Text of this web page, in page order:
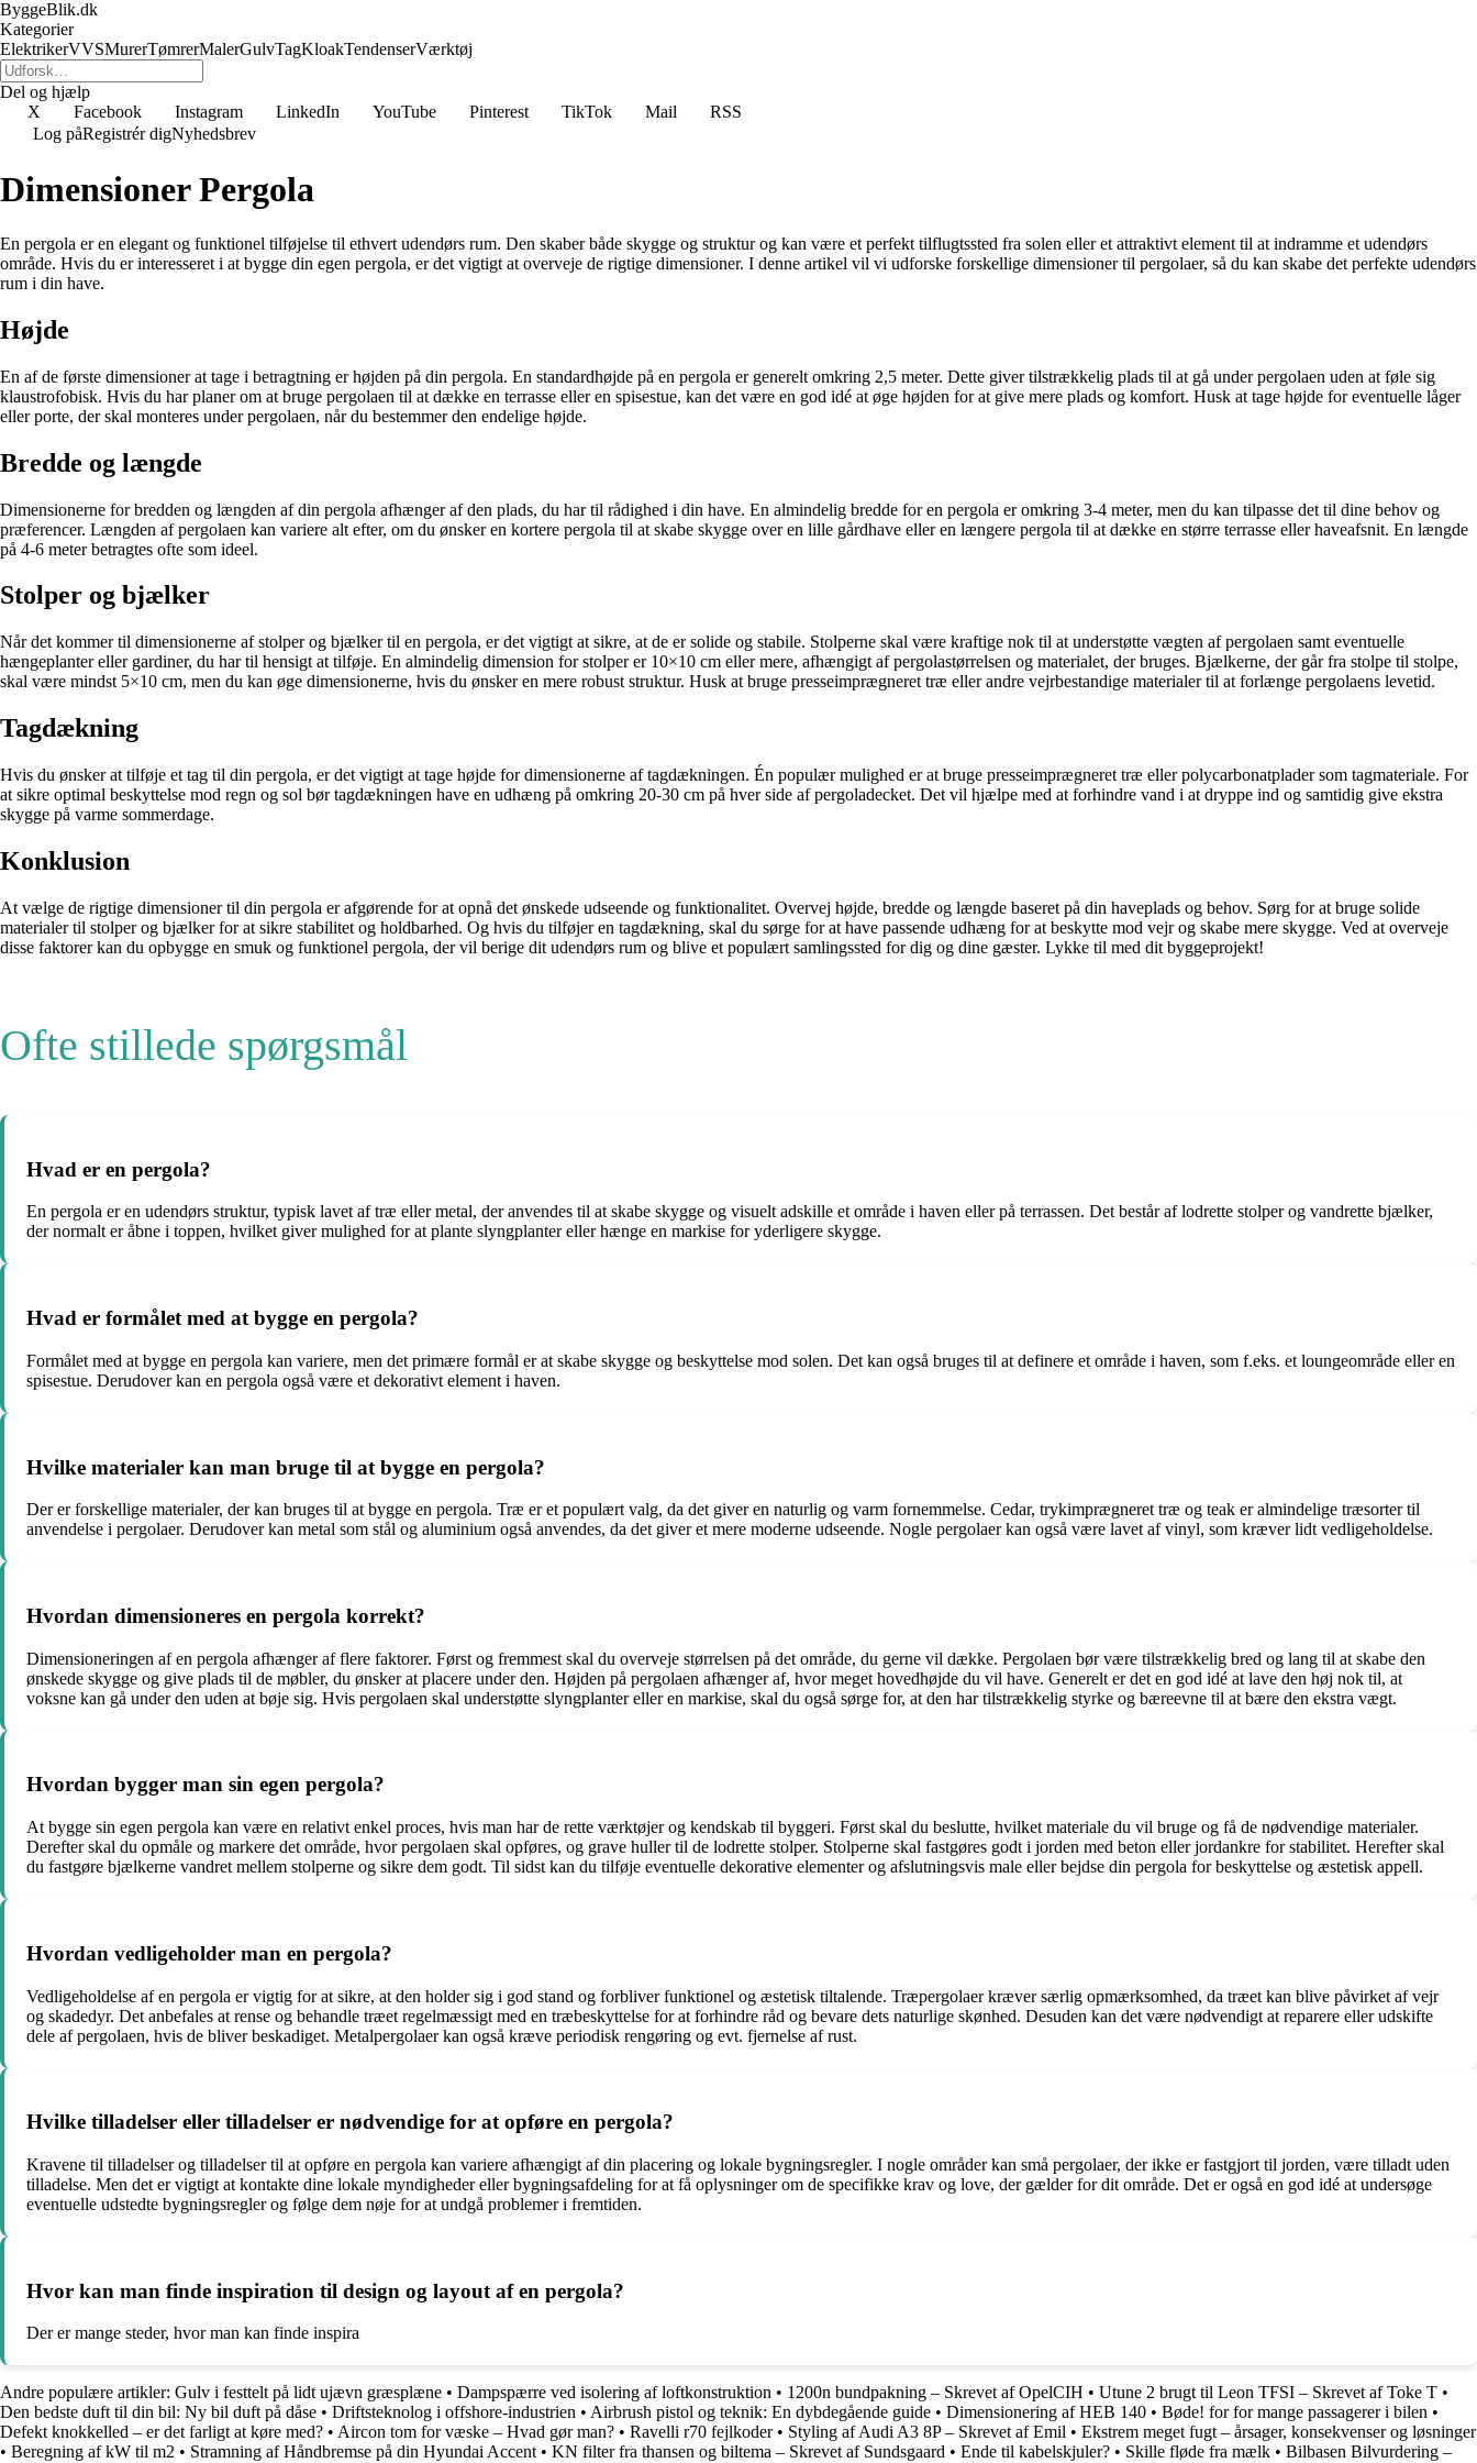
ByggeBlik.dk
Kategorier
ElektrikerVVSMurerTømrerMalerGulvTagKloakTendenserVærktøj
Del og hjælp
X
Facebook Instagram LinkedIn YouTube Pinterest TikTok Mail
RSS
Log påRegistrér digNyhedsbrev
Dimensioner Pergola
En pergola er en elegant og funktionel tilføjelse til ethvert udendørs rum. Den skaber både skygge og struktur og kan være et perfekt tilflugtssted fra solen eller et attraktivt element til at indramme et udendørs
område. Hvis du er interesseret i at bygge din egen pergola, er det vigtigt at overveje de rigtige dimensioner. I denne artikel vil vi udforske forskellige dimensioner til pergolaer, så du kan skabe det perfekte udendørs
rum i din have.
Højde
En af de første dimensioner at tage i betragtning er højden på din pergola. En standardhøjde på en pergola er generelt omkring 2,5 meter. Dette giver tilstrækkelig plads til at gå under pergolaen uden at føle sig
klaustrofobisk. Hvis du har planer om at bruge pergolaen til at dække en terrasse eller en spisestue, kan det være en god idé at øge højden for at give mere plads og komfort. Husk at tage højde for eventuelle låger
eller porte, der skal monteres under pergolaen, når du bestemmer den endelige højde.
Bredde og længde
Dimensionerne for bredden og længden af ​​din pergola afhænger af den plads, du har til rådighed i din have. En almindelig bredde for en pergola er omkring 3-4 meter, men du kan tilpasse det til dine behov og
præferencer. Længden af ​​pergolaen kan variere alt efter, om du ønsker en kortere pergola til at skabe skygge over en lille gårdhave eller en længere pergola til at dække en større terrasse eller haveafsnit. En længde
på 4-6 meter betragtes ofte som ideel.
Stolper og bjælker
Når det kommer til dimensionerne af stolper og bjælker til en pergola, er det vigtigt at sikre, at de er solide og stabile. Stolperne skal være kraftige nok til at understøtte vægten af ​​pergolaen samt eventuelle
hængeplanter eller gardiner, du har til hensigt at tilføje. En almindelig dimension for stolper er 10×10 cm eller mere, afhængigt af pergolastørrelsen og materialet, der bruges. Bjælkerne, der går fra stolpe til stolpe,
skal være mindst 5×10 cm, men du kan øge dimensionerne, hvis du ønsker en mere robust struktur. Husk at bruge presseimprægneret træ eller andre vejrbestandige materialer til at forlænge pergolaens levetid.
Tagdækning
Hvis du ønsker at tilføje et tag til din pergola, er det vigtigt at tage højde for dimensionerne af tagdækningen. Én populær mulighed er at bruge presseimprægneret træ eller polycarbonatplader som tagmateriale. For
at sikre optimal beskyttelse mod regn og sol bør tagdækningen have en udhæng på omkring 20-30 cm på hver side af pergoladecket. Det vil hjælpe med at forhindre vand i at dryppe ind og samtidig give ekstra
skygge på varme sommerdage.
Konklusion
At vælge de rigtige dimensioner til din pergola er afgørende for at opnå det ønskede udseende og funktionalitet. Overvej højde, bredde og længde baseret på din haveplads og behov. Sørg for at bruge solide
materialer til stolper og bjælker for at sikre stabilitet og holdbarhed. Og hvis du tilføjer en tagdækning, skal du sørge for at have passende udhæng for at beskytte mod vejr og skabe mere skygge. Ved at overveje
disse faktorer kan du opbygge en smuk og funktionel pergola, der vil berige dit udendørs rum og blive et populært samlingssted for dig og dine gæster. Lykke til med dit byggeprojekt!
Ofte stillede spørgsmål
Hvad er en pergola?
En pergola er en udendørs struktur, typisk lavet af træ eller metal, der anvendes til at skabe skygge og visuelt adskille et område i haven eller på terrassen. Det består af lodrette stolper og vandrette bjælker,
der normalt er åbne i toppen, hvilket giver mulighed for at plante slyngplanter eller hænge en markise for yderligere skygge.
Hvad er formålet med at bygge en pergola?
Formålet med at bygge en pergola kan variere, men det primære formål er at skabe skygge og beskyttelse mod solen. Det kan også bruges til at definere et område i haven, som f.eks. et loungeområde eller en
spisestue. Derudover kan en pergola også være et dekorativt element i haven.
Hvilke materialer kan man bruge til at bygge en pergola?
Der er forskellige materialer, der kan bruges til at bygge en pergola. Træ er et populært valg, da det giver en naturlig og varm fornemmelse. Cedar, trykimprægneret træ og teak er almindelige træsorter til
anvendelse i pergolaer. Derudover kan metal som stål og aluminium også anvendes, da det giver et mere moderne udseende. Nogle pergolaer kan også være lavet af vinyl, som kræver lidt vedligeholdelse.
Hvordan dimensioneres en pergola korrekt?
Dimensioneringen af en pergola afhænger af flere faktorer. Først og fremmest skal du overveje størrelsen på det område, du gerne vil dække. Pergolaen bør være tilstrækkelig bred og lang til at skabe den
ønskede skygge og give plads til de møbler, du ønsker at placere under den. Højden på pergolaen afhænger af, hvor meget hovedhøjde du vil have. Generelt er det en god idé at lave den høj nok til, at
voksne kan gå under den uden at bøje sig. Hvis pergolaen skal understøtte slyngplanter eller en markise, skal du også sørge for, at den har tilstrækkelig styrke og bæreevne til at bære den ekstra vægt.
Hvordan bygger man sin egen pergola?
At bygge sin egen pergola kan være en relativt enkel proces, hvis man har de rette værktøjer og kendskab til byggeri. Først skal du beslutte, hvilket materiale du vil bruge og få de nødvendige materialer.
Derefter skal du opmåle og markere det område, hvor pergolaen skal opføres, og grave huller til de lodrette stolper. Stolperne skal fastgøres godt i jorden med beton eller jordankre for stabilitet. Herefter skal
du fastgøre bjælkerne vandret mellem stolperne og sikre dem godt. Til sidst kan du tilføje eventuelle dekorative elementer og afslutningsvis male eller bejdse din pergola for beskyttelse og æstetisk appell.
Hvordan vedligeholder man en pergola?
Vedligeholdelse af en pergola er vigtig for at sikre, at den holder sig i god stand og forbliver funktionel og æstetisk tiltalende. Træpergolaer kræver særlig opmærksomhed, da træet kan blive påvirket af vejr
og skadedyr. Det anbefales at rense og behandle træet regelmæssigt med en træbeskyttelse for at forhindre råd og bevare dets naturlige skønhed. Desuden kan det være nødvendigt at reparere eller udskifte
dele af pergolaen, hvis de bliver beskadiget. Metalpergolaer kan også kræve periodisk rengøring og evt. fjernelse af rust.
Hvilke tilladelser eller tilladelser er nødvendige for at opføre en pergola?
Kravene til tilladelser og tilladelser til at opføre en pergola kan variere afhængigt af din placering og lokale bygningsregler. I nogle områder kan små pergolaer, der ikke er fastgjort til jorden, være tilladt uden
tilladelse. Men det er vigtigt at kontakte dine lokale myndigheder eller bygningsafdeling for at få oplysninger om de specifikke krav og love, der gælder for dit område. Det er også en god idé at undersøge
eventuelle udstedte bygningsregler og følge dem nøje for at undgå problemer i fremtiden.
Hvor kan man finde inspiration til design og layout af en pergola?
Der er mange steder, hvor man kan finde inspira
Andre populære artikler: Gulv i festtelt på lidt ujævn græsplæne • Dampspærre ved isolering af loftkonstruktion • 1200n bundpakning – Skrevet af OpelCIH • Utune 2 brugt til Leon TFSI – Skrevet af Toke T •
Den bedste duft til din bil: Ny bil duft på dåse • Driftsteknolog i offshore-industrien • Airbrush pistol og teknik: En dybdegående guide • Dimensionering af HEB 140 • Bøde! for for mange passagerer i bilen •
Defekt knokkelled – er det farligt at køre med? • Aircon tom for væske – Hvad gør man? • Ravelli r70 fejlkoder• Styling af Audi A3 8P – Skrevet af Emil • Ekstrem meget fugt – årsager, konsekvenser og løsninger
• Beregning af kW til m2 • Stramning af Håndbremse på din Hyundai Accent• KN filter fra thansen og biltema – Skrevet af Sundsgaard • Ende til kabelskjuler? • Skille fløde fra mælk • Bilbasen Bilvurdering –